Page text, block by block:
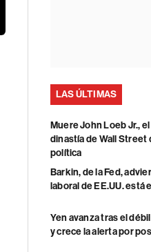
LAS ÚLTIMAS
Muere John Loeb Jr.,
dinastía de Wall Street
política
Barkin, de la Fed,
laboral de EE.UU. está
Yen avanza tras el
y crece la alerta por